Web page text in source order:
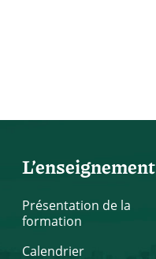
L’enseignement
Présentation de la
formation
Calendrier